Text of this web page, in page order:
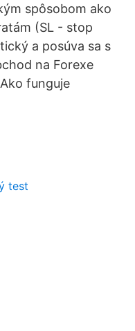
spôsobom ako
(SL - stop
a posúva sa s
na Forexe
funguje
test